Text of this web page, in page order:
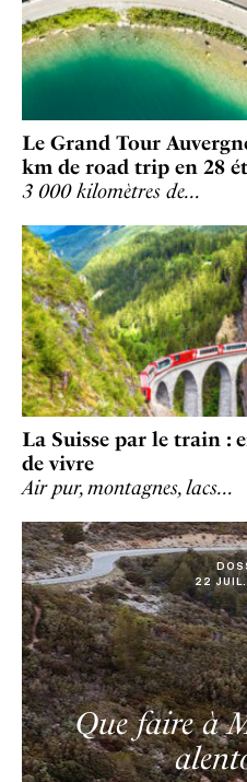
Le Grand Tour
km de road trip en 28
3 000 kilomètres de…
La Suisse par le train :
de vivre
Air pur, montagnes, lacs…
22 JUIL.
Que faire à